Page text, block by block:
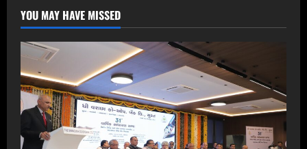
YOU MAY HAVE MISSED